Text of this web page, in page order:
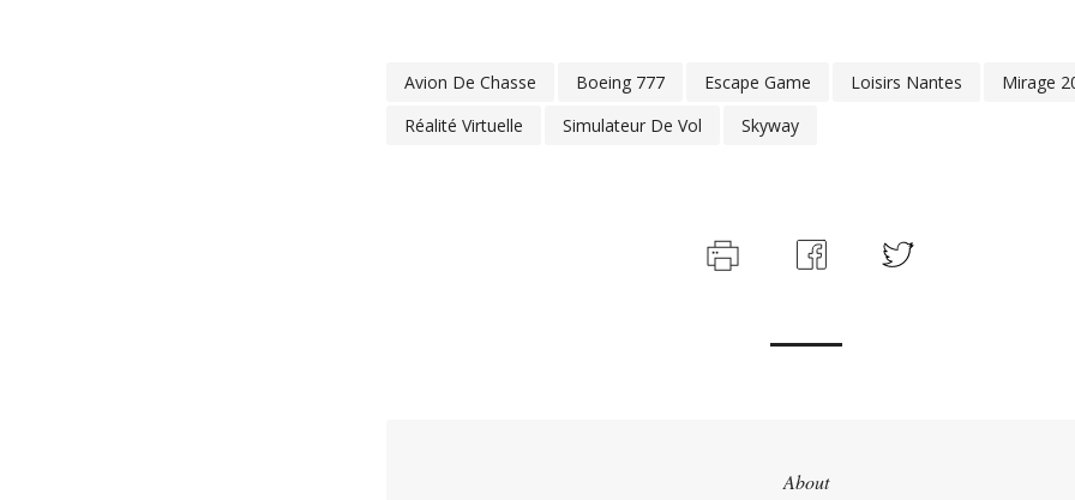
Avion De Chasse Boeing 777 Escape Game Loisirs Nantes
Mirage
Réalité Virtuelle
Simulateur De Vol Skyway
About